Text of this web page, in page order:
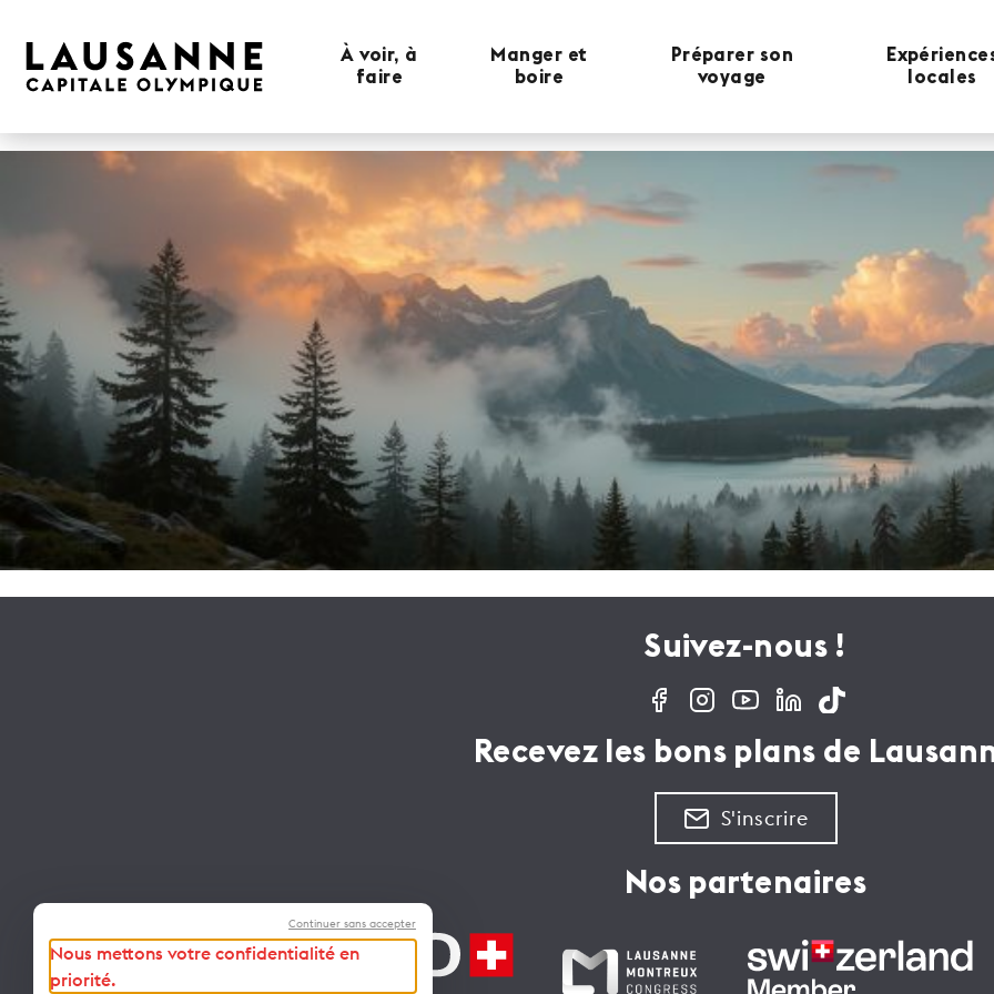
À voir, à
faire
Manger et
boire
Préparer son
voyage
locales
Suivez-nous !
Recevez les bons plans de
S'inscrire
Nos partenaires
Continuer sans accepter
Nous mettons votre confidentialité en
priorité.